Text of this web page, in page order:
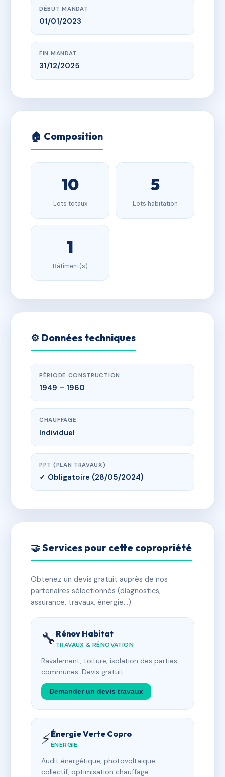
DÉBUT MANDAT
01/01/2023
FIN MANDAT
31/12/2025
🏠 Composition
10
Lots totaux
5
Lots habitation
1
Bâtiment(s)
⚙️ Données techniques
PÉRIODE CONSTRUCTION
1949 – 1960
CHAUFFAGE
Individuel
PPT (PLAN TRAVAUX)
✓ Obligatoire (28/05/2024)
🤝 Services pour cette copropriété
Obtenez un devis gratuit auprès de nos
partenaires sélectionnés (diagnostics,
assurance, travaux, énergie…).
🔧 Rénov Habitat
TRAVAUX & RÉNOVATION
Ravalement, toiture, isolation des parties
communes. Devis gratuit.
Demander un devis travaux
⚡Énergie Verte Copro
ÉNERGIE
Audit énergétique, photovoltaïque
collectif, optimisation chauffage.